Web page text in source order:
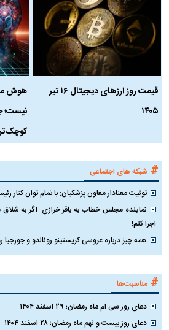
قیمت روز ارز‌های دیجیتال ۱۶ تیر
۱۴۰۵
هوش
نیست؛
# شبکه های اجتماعی
توئیت معنادار معاون پزشکیان: با تمام توان کنار
نماینده مجلس خطاب به باقر خرازی: اگر به
اجرا کنم!
همه چیز درباره عروسی کریستینو رونالدو و
# مناسبت‌ها
دعای روز سی ام ماه رمضان؛ ۲۹ اسفند ۱۴۰۴
دعای روز بیست و نهم ماه رمضان؛ ۲۸ اسفند ۱۴۰۴